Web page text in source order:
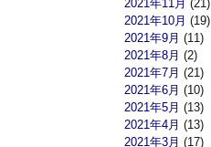
2021年11月 (21)
2021年10月 (19)
2021年9月 (11)
2021年8月 (2)
2021年7月 (21)
2021年6月 (10)
2021年5月 (13)
2021年4月 (13)
2021年3月 (17)